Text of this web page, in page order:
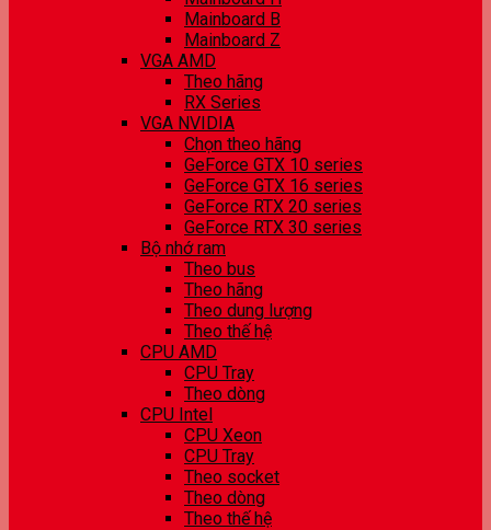
Mainboard B
Mainboard Z
VGA AMD
Theo hãng
RX Series
VGA NVIDIA
Chọn theo hãng
GeForce GTX 10 series
GeForce GTX 16 series
GeForce RTX 20 series
GeForce RTX 30 series
Bộ nhớ ram
Theo bus
Theo hãng
Theo dung lượng
Theo thế hệ
CPU AMD
CPU Tray
Theo dòng
CPU Intel
CPU Xeon
CPU Tray
Theo socket
Theo dòng
Theo thế hệ